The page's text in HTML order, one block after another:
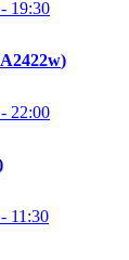
- 19:30
A2422w
- 22:00
- 11:30